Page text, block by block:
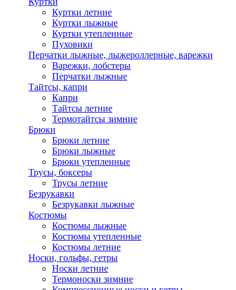
Куртки летние
Куртки лыжные
Куртки утепленные
Пуховики
Перчатки лыжные, лыжероллерные, варежки
Варежки, лобстеры
Перчатки лыжные
Тайтсы, капри
Капри
Тайтсы летние
Термотайтсы зимние
Брюки
Брюки летние
Брюки лыжные
Брюки утепленные
Трусы, боксеры
Трусы летние
Безрукавки
Безрукавки лыжные
Костюмы
Костюмы лыжные
Костюмы утепленные
Костюмы летние
Носки, гольфы, гетры
Носки летние
Термоноски зимние